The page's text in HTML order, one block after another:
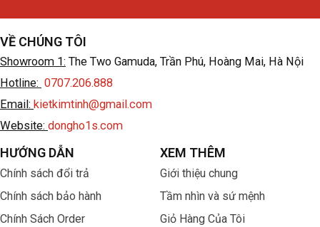
VỀ CHÚNG TÔI
Showroom 1: The Two Gamuda, Trần Phú, Hoàng Mai, Hà Nội
Hotline: 0707.206.888
Email: kietkimtinh@gmail.com
Website: dongho1s.com
HƯỚNG DẪN
Chính sách đổi trả
Chính sách bảo hành
Chính Sách Order
XEM THÊM
Giới thiệu chung
Tầm nhìn và sứ mệnh
Giỏ Hàng Của Tôi